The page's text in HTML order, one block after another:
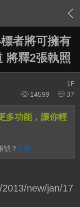
› 內容
者將可擁有
將釋2張執照
1 F
14599
37
多功能，讓你輕
號？ 註冊
new/jan/17